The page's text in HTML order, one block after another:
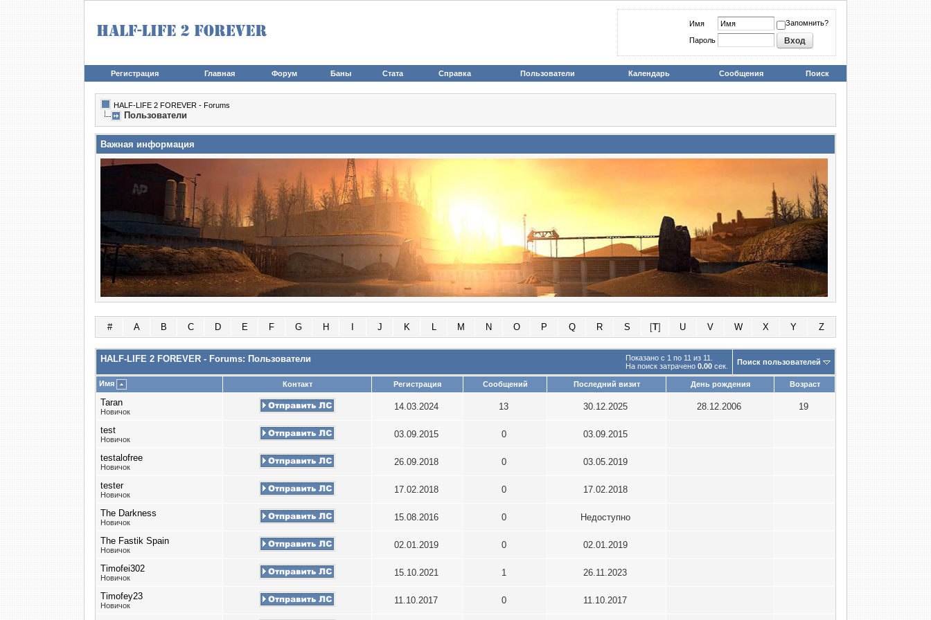
Имя Запомнить?
Пароль
Регистрация Главная Форум Баны Стата Справка Пользователи Календарь Сообщения Поиск
HALF-LIFE 2 FOREVER - Forums
Пользователи
Важная информация
# A B C D E F G H J K L M N O P Q R S [T] U V W X Y Z
Показано с 1 по 11 из 11.
На поиск затрачено 0.00 сек.
HALF-LIFE 2 FOREVER - Forums: Пользователи Поиск пользователей
Имя Контакт Регистрация Сообщений Последний визит День рождения Возраст
Taran
Новичок 14.03.2024 13 30.12.2025 28.12.2006 19
test
Новичок 03.09.2015 0 03.09.2015
testalofree
Новичок 26.09.2018 0 03.05.2019
tester
Новичок 17.02.2018 0 17.02.2018
The Darkness
Новичок 15.08.2016 0 Недоступно
The Fastik Spain
Новичок 02.01.2019 0 02.01.2019
Timofei302
Новичок 15.10.2021 1 26.11.2023
Timofey23
Новичок 11.10.2017 0 11.10.2017